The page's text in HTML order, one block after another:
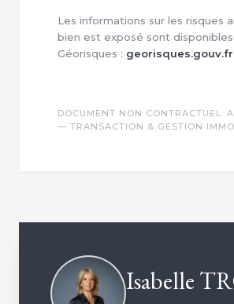
Les informations sur les risques
bien est exposé sont
Géorisques : georisques.gouv.fr
DOCUMENT NON CONTRACTUEL.
— TRANSACTION & GESTION
Isabelle